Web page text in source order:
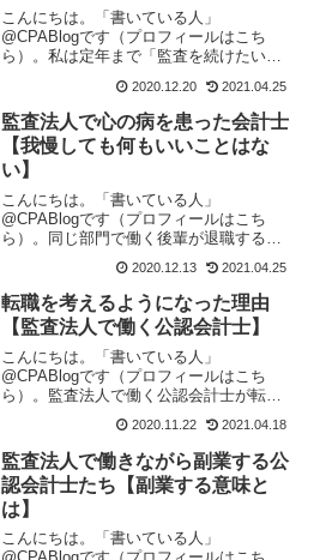
こんにちは。「書いている人」
@CPABlogです（プロフィールはこち
ら）。私は定年まで「監査を続けたい」
をしたい」だけだったようです。今更な
のですが転職するにあたり、改めて自分
のことを見つめ直しているうち...
2020.12.20 2021.04.25
監査法人で心の病を患った会計士
【我慢しても何もいいことはな
い】
こんにちは。「書いている人」
@CPABlogです（プロフィールはこち
ら）。同じ部門で働く後輩が退職するみ
するそうですが、コロナ禍の真っただ中
で思い切りましたね。能力的にパートナ
ーになるのは難しいと思います...
2020.12.13 2021.04.25
転職を考えるようになった理由
【監査法人で働く公認会計士】
こんにちは。「書いている人」
@CPABlogです（プロフィールはこち
ら）。監査法人で働く公認会計士が転職
「監査」がつまらないなどネガティブな
理由で転職を考える人もいれば、キャリ
アップを目指したいなどポジテ...
2020.11.22 2021.04.18
監査法人で働きながら副業する公
認会計士たち【副業する意味と
は】
こんにちは。「書いている人」